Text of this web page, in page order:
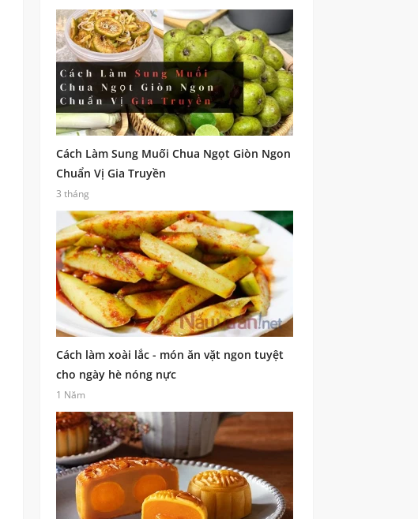
Cách Làm Sung Muối Chua Ngọt Giòn Ngon
Chuẩn Vị Gia Truyền
3 tháng
Cách làm xoài lắc - món ăn vặt ngon tuyệt
cho ngày hè nóng nực
1 Năm